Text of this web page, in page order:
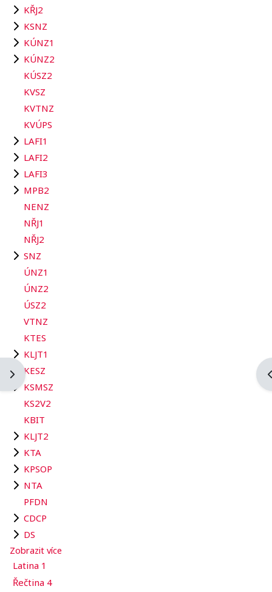
Otevřít panel bloku
KŘJ2
KSNZ
KÚNZ1
KÚNZ2
KÚSZ2
KVSZ
KVTNZ
KVÚPS
LAFI1
LAFI2
LAFI3
MPB2
NENZ
NŘJ1
NŘJ2
SNZ
ÚNZ1
ÚNZ2
ÚSZ2
VTNZ
KTES
KLJT1
KESZ
KSMSZ
KS2V2
KBIT
KLJT2
KTA
KPSOP
NTA
PFDN
CDCP
DS
Zobrazit více
Latina 1
Řečtina 4